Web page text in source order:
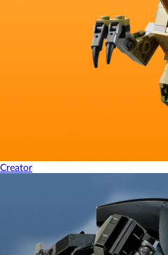
Creator